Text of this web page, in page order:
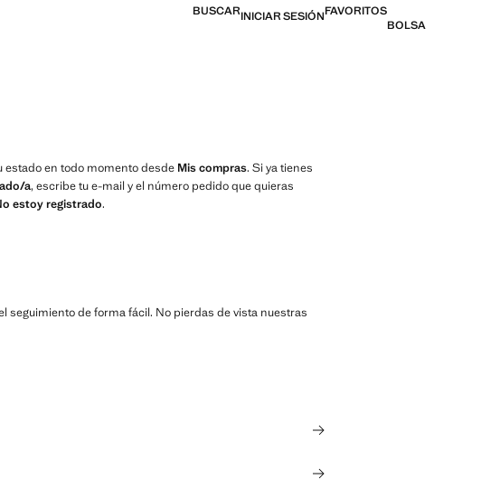
BUSCARINICIAR SESIÓNFAVORITOS
BOLSA
estado en todo momento desde Mis compras. Si ya tienes
a, escribe tu e-mail y el número pedido que quieras
estoy registrado.
de forma fácil. No pierdas de vista nuestras